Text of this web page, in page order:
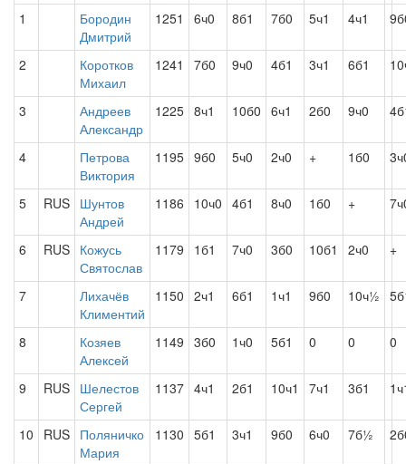
1
Бородин
Дмитрий
1251 6ч0 8б1 7б0 5ч1 4ч1
2
Коротков
Михаил
1241 7б0 9ч0 4б1 3ч1 6б1
3
Андреев
Александр
1225 8ч1 10б0 6ч1 2б0 9ч0
4
Петрова
Виктория
1195 9б0 5ч0 2ч0 + 1б0
5 RUS Шунтов
Андрей
1186 10ч0 4б1 8ч0 1б0 +
6 RUS Кожусь
Святослав
1179 1б1 7ч0 3б0 10б1 2ч0 +
7
Лихачёв
Климентий
1150 2ч1 6б1 1ч1 9б0 10ч½
8
Козяев
Алексей
1149 3б0 1ч0 5б1 0 0 0
9 RUS Шелестов
Сергей
1137 4ч1 2б1 10ч1 7ч1 3б1
10 RUS Поляничко
Мария
1130 5б1 3ч1 9б0 6ч0 7б½